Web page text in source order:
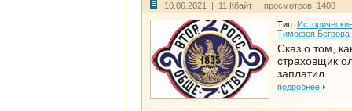
10.06.2021 | 11 Кбайт | просмотров: 1408
Тип:
Тимофея Бегрова
Сказ о том,
страховщик
заплатил
подробнее